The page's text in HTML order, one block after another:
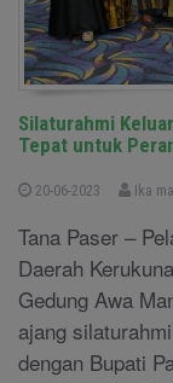
Silaturahmi
Tepat untuk
20-06-2023 Ika
Tana Paser –
Daerah
Gedung Awa
ajang
dengan Bupati